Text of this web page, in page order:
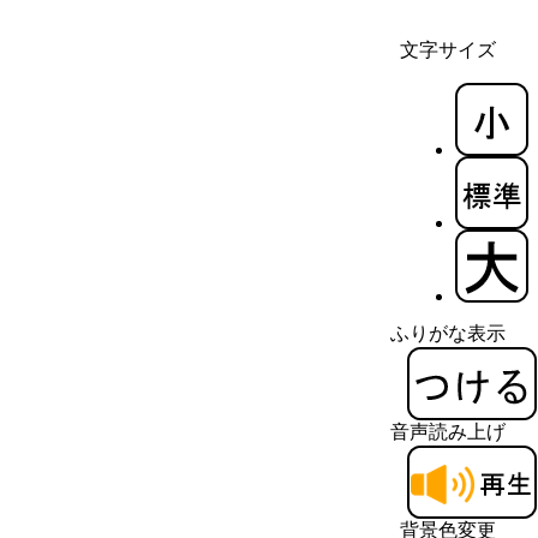
文字サイズ
ふりがな表示
音声読み上げ
背景色変更